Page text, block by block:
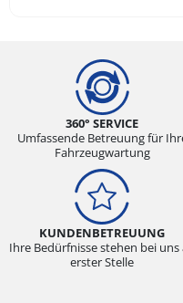
360° SERVICE
Umfassende Betreuung für
Fahrzeugwartung
KUNDENBETREUUNG
Ihre Bedürfnisse stehen bei uns
erster Stelle